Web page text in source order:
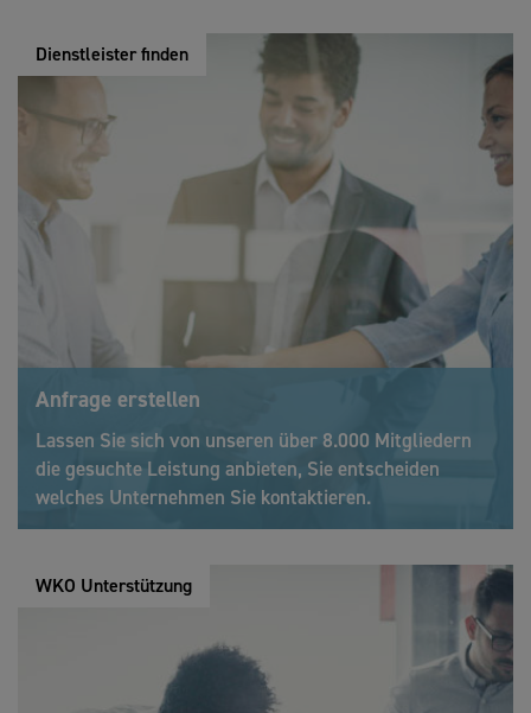
Dienstleister finden
Anfrage erstellen
Lassen Sie sich von unseren über 8.000 Mitgliedern
die gesuchte Leistung anbieten, Sie entscheiden
welches Unternehmen Sie kontaktieren.
WKO Unterstützung